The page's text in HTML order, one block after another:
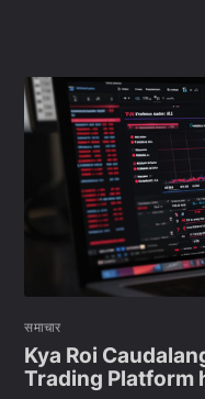
समाचार
Kya Roi
Trading Platform